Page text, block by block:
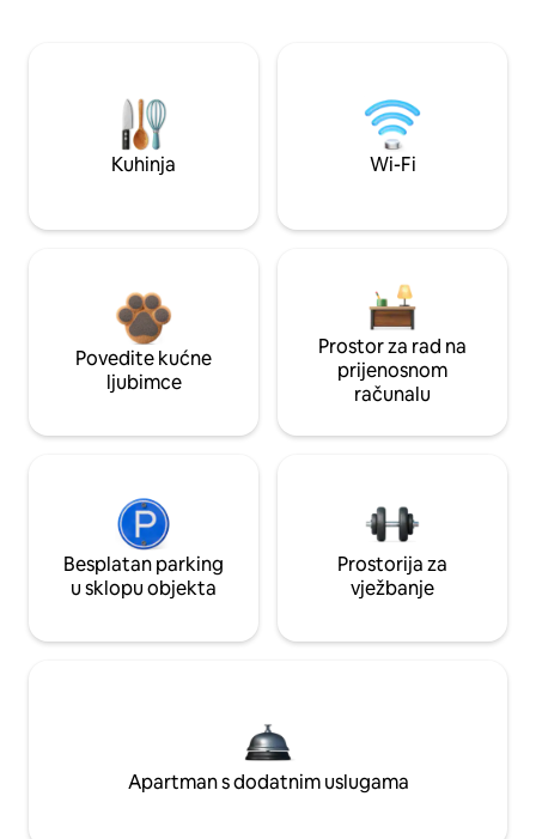
Kuhinja Wi-Fi
Povedite kućne
ljubimce
Prostor za rad na
prijenosnom
računalu
Besplatan parking
u sklopu objekta
Prostorija za
vježbanje
Apartman s dodatnim uslugama